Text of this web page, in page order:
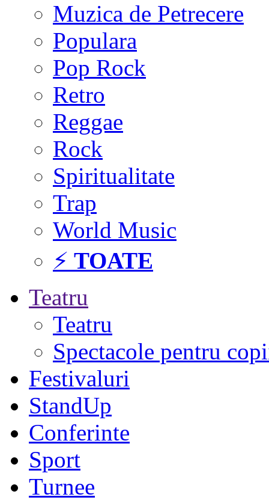
Muzica de Petrecere
Populara
Pop Rock
Retro
Reggae
Rock
Spiritualitate
Trap
World Music
⚡ TOATE
Teatru
Teatru
Spectacole pentru
Festivaluri
StandUp
Conferinte
Sport
Turnee